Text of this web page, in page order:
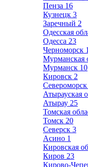
Пенза 16
Кузнецк 3
Заречный 2
Одесская
Одесса 23
Черноморск 1
Мурманская
Мурманск 10
Кировск 2
Североморск
Атырауская
Атырау 25
Томская
Томск 20
Северск 3
Асино 1
Кировская
Киров 23
Кирово-